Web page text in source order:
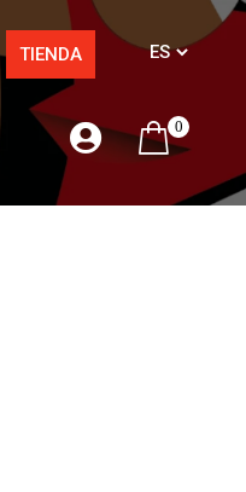
TIENDA
0